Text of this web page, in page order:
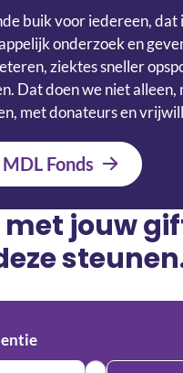
buik voor iedereen,
onderzoek en
ziektes sneller
Dat doen we niet alleen,
met donateurs en
Fonds
jouw